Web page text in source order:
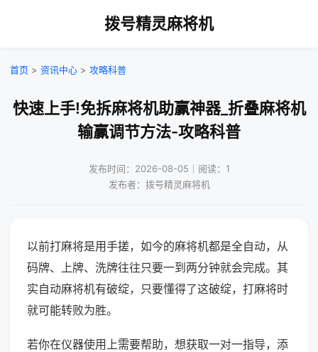
拨号精灵麻将机
首页 > 资讯中心 > 攻略科普
快速上手!免拆麻将机助赢神器_折叠麻将机
输赢调节方法-攻略科普
发布时间：2026-08-05｜阅读：1
发布者：拨号精灵麻将机
以前打麻将是用手搓，如今的麻将机都是全自动，从
码牌、上牌、洗牌往往只要一到两分钟就会完成。其
实自动麻将机有破绽，只要懂得了这破绽，打麻将时
就可能转败为胜。
若你在仪器使用上需要帮助，想获取一对一指导，添